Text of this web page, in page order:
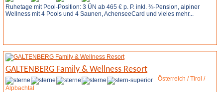
Ruhetage mit Pool-Position: 3 ÜN ab 465 € p. P. inkl. ¾-Pension, alpiner
Wellness mit 4 Pools und 4 Saunen, AchenseeCard und vieles mehr...
GALTENBERG Family & Wellness Resort
Österreich / Tirol /
Alpbachtal